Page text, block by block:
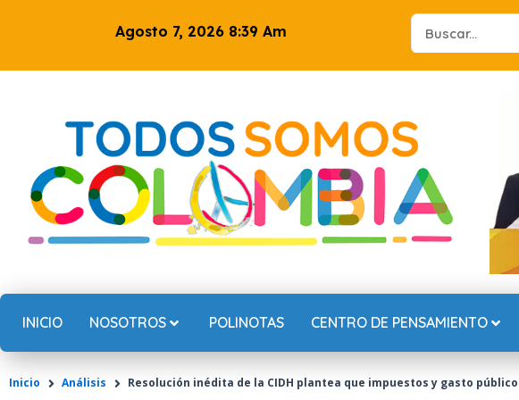
Agosto 7, 2026 8:39 Am
Search
...
INICIO NOSOTROS POLINOTAS CENTRO DE PENSAMIENTO
Inicio Análisis Resolución inédita de la CIDH plantea que impuestos y gasto